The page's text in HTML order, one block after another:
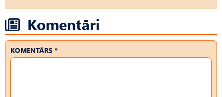
Komentāri
KOMENTĀRS *